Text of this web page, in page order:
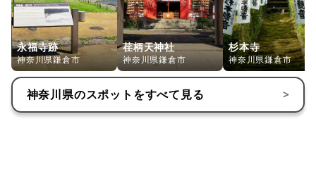
永福寺跡
神奈川県鎌倉市
荏柄天神社
神奈川県鎌倉市
杉本寺
神奈川県鎌倉市
神奈川県のスポットをすべて見る >